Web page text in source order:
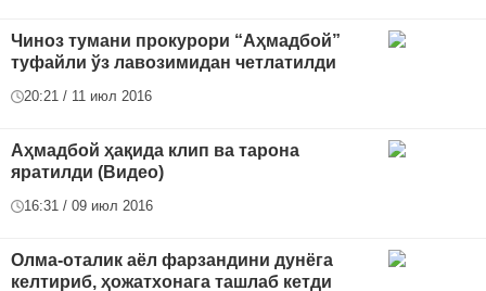
Чиноз тумани прокурори “Аҳмадбой”
туфайли ўз лавозимидан четлатилди
20:21 / 11 июл 2016
Аҳмадбой ҳақида клип ва тарона
яратилди (Видео)
16:31 / 09 июл 2016
Олма-оталик аёл фарзандини дунёга
келтириб, ҳожатхонага ташлаб кетди